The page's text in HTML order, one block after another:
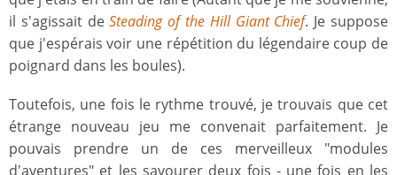
il s'agissait deSteading of the Hill Giant Chief. Je suppose
que j'espérais voir une répétition du légendaire coup de
poignard dans les boules).
Toutefois, une fois le rythme trouvé, je trouvais que cet
étrange nouveau jeu me convenait parfaitement. Je
pouvais prendre un de ces merveilleux "modules
d'aventures" et les savourer deux fois - une fois en les